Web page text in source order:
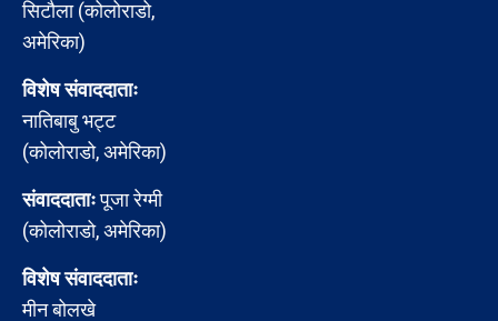
सिटौला (कोलोराडो,
अमेरिका)
विशेष संवाददाताः
नातिबाबु भट्ट
(कोलोराडो, अमेरिका)
संवाददाताःपूजा रेग्मी
(कोलोराडो, अमेरिका)
विशेष संवाददाताः
मीन बोलखे